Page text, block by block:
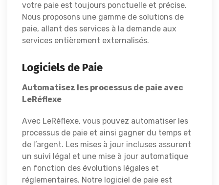
votre paie est toujours ponctuelle et précise.
Nous proposons une gamme de solutions de
paie, allant des services à la demande aux
services entièrement externalisés.
Logiciels de Paie
Automatisez les processus de paie avec
LeRéflexe
Avec LeRéflexe, vous pouvez automatiser les
processus de paie et ainsi gagner du temps et
de l’argent. Les mises à jour incluses assurent
un suivi légal et une mise à jour automatique
en fonction des évolutions légales et
réglementaires. Notre logiciel de paie est